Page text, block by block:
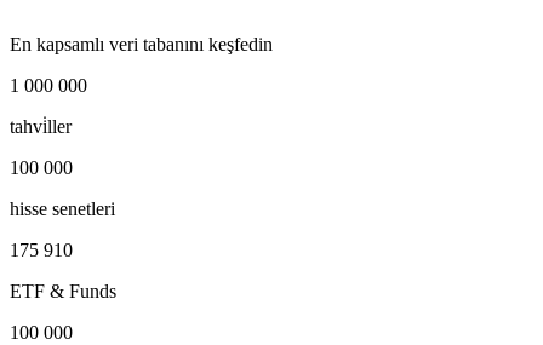
En kapsamlı veri tabanını keşfedin
1 000 000
tahvi̇ller
100 000
hisse senetleri
175 910
ETF & Funds
100 000